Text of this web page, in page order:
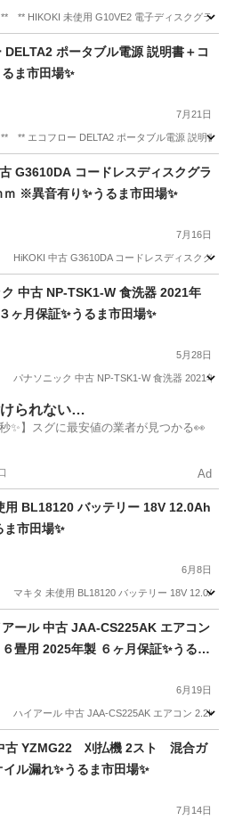
** HIKOKI 未使用 G10VE2 電子ディスクグラ
DELTA2 ポータブル電源 説明書＋コ
ま市田場✨
7月21日
** エコフロー DELTA2 ポータブル電源 説明
G3610DA コードレスディスクグラ
ｍ ※異音有り✨うるま市田場✨
7月16日
HiKOKI 中古 G3610DA コードレスディスクグ
異音 中古 NP-TSK1-W 食洗器 2021年
ヶ月保証✨うるま市田場✨
5月28日
ナソニック 中古 NP-TSK1-W 食洗器 2021年
TSK
られない…
秒✨】スグに最安値の業者が見つかる👀
Ad
用 BL18120 バッテリー 18V 12.0Ah
市田場✨
6月8日
キタ 未使用 BL18120 バッテリー 18V 12.0Ah
アール 中古 JAA-CS225AK エアコン
畳用 2025年製 ６ヶ月保証✨うるま
6月19日
イアール 中古 JAA-CS225AK エアコン
電古 YZMG22 刈払機 2スト 混合ガ
ル漏れ✨うるま市田場✨
7月14日